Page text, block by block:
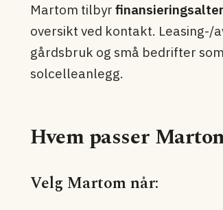
Martom tilbyr
oversikt ved kontakt.
gårdsbruk og små bedrifter
solcelleanlegg.
Hvem passer
Velg Martom når: